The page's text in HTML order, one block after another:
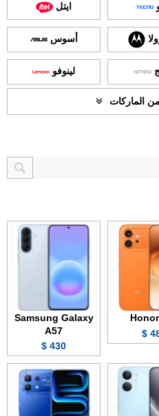
ايتل
أسوس
لينوفو
الماركات
Samsung Galaxy
A57
430 $